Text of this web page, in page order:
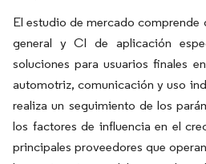
El estudio de mercado
general y CI de aplicación
soluciones para usuarios finales
automotriz, comunicación y uso
realiza un seguimiento de los
los factores de influencia en el
principales proveedores que